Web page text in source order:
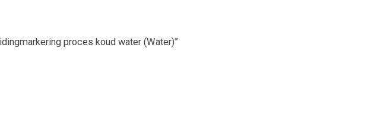
proces koud water (Water)”